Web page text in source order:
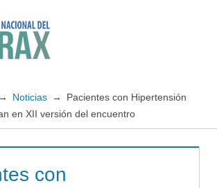
Noticias
Pacientes con Hipertensión
en XII versión del encuentro
con